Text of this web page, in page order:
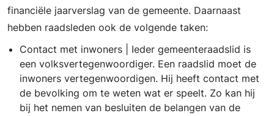
financiële jaarverslag van de gemeente. Daarnaast
hebben raadsleden ook de volgende taken:
Contact met inwoners | Ieder gemeenteraadslid is
een volksvertegenwoordiger. Een raadslid moet de
inwoners vertegenwoordigen. Hij heeft contact met
de bevolking om te weten wat er speelt. Zo kan hij
bij het nemen van besluiten de belangen van de